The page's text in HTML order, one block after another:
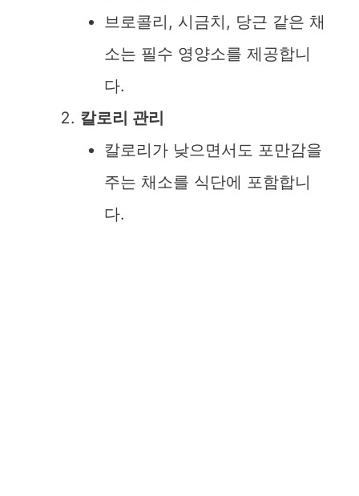
브로콜리, 시금치, 당근 같은 채
소는 필수 영양소를 제공합니
다.
칼로리 관리
칼로리가 낮으면서도 포만감을
주는 채소를 식단에 포함합니
다.